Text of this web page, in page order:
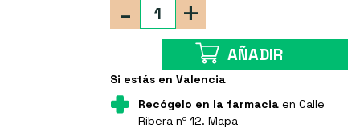
+
-
AÑADIR
Si estás en Valencia
Recógelo en la farmacia en Calle
Ribera nº 12.Mapa